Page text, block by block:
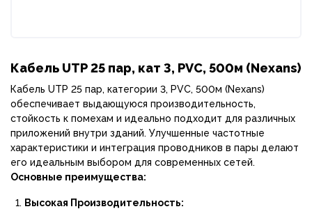
Кабель UTP 25 пар, кат 3, PVC, 500м (Nexans)
Кабель UTP 25 пар, категории 3, PVC, 500м (Nexans)
обеспечивает выдающуюся производительность,
стойкость к помехам и идеально подходит для различных
приложений внутри зданий. Улучшенные частотные
характеристики и интеграция проводников в пары делают
его идеальным выбором для современных сетей.
Основные преимущества:
Высокая Производительность: